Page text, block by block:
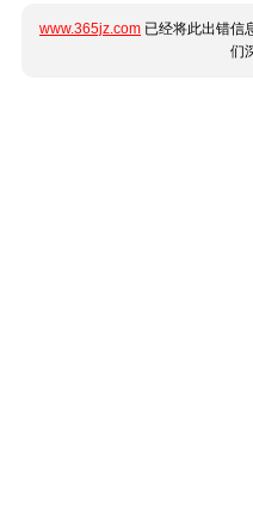
www.365jz.com 已经将此出错信
们